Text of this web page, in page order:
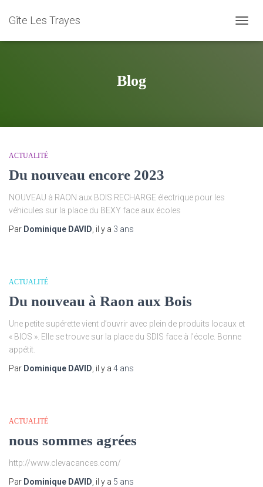
Gîte Les Trayes
LA
Blog
ACTUALITÉ
Du nouveau encore 2023
NOUVEAU à RAON aux BOIS RECHARGE électrique pour les
véhicules sur la place du BEXY face aux écoles
Par Dominique DAVID , il y a 3 ans
ACTUALITÉ
Du nouveau à Raon aux Bois
Une petite supérette vient d’ouvrir avec plein de produits locaux et
« BIOS ». Elle se trouve sur la place du SDIS face à l’école. Bonne
appétit.
Par Dominique DAVID , il y a 4 ans
ACTUALITÉ
nous sommes agrées
http://www.clevacances.com/
Par Dominique DAVID , il y a 5 ans